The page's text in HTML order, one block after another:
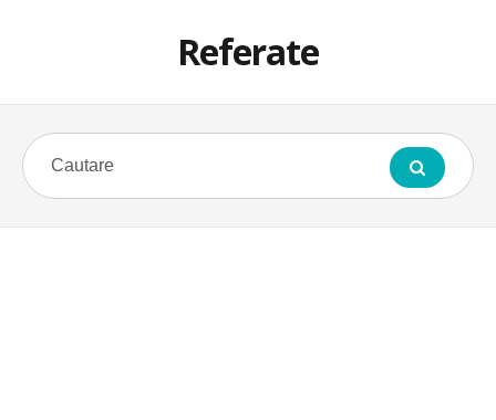
Referate